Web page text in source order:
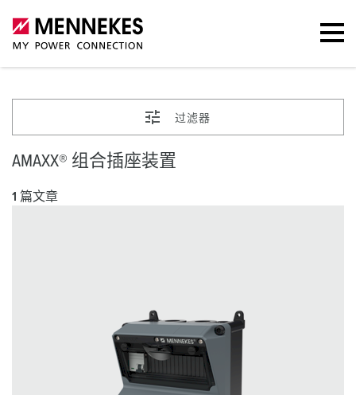
过滤器
AMAXX® 组合插座装置
1 篇文章